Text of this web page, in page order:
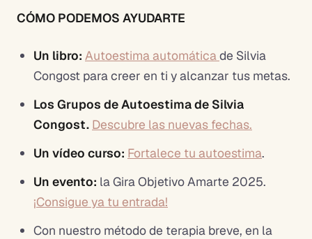
CÓMO PODEMOS AYUDARTE
Un libro: Autoestima automáticade Silvia
Congost para creer en ti y alcanzar tus metas.
Los Grupos de Autoestima de Silvia
Congost. Descubre las nuevas fechas.
Un vídeo curso: Fortalece tu autoestima.
Un evento: la Gira Objetivo Amarte 2025.
¡Consigue ya tu entrada!
Con nuestro método de terapia breve, en la